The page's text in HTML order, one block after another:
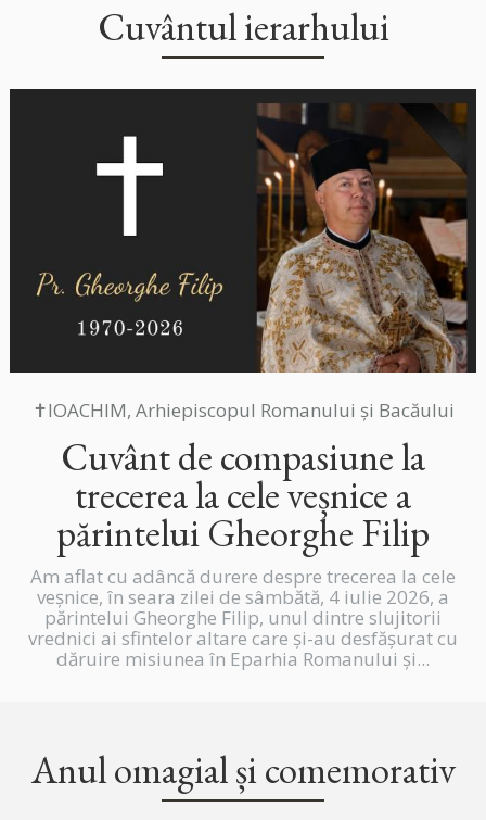
Cuvântul ierarhului
✝IOACHIM, Arhiepiscopul Romanului și Bacăului
Cuvânt de compasiune la
trecerea la cele veșnice a
părintelui Gheorghe Filip
Am aflat cu adâncă durere despre trecerea la cele
veșnice, în seara zilei de sâmbătă, 4 iulie 2026, a
părintelui Gheorghe Filip, unul dintre slujitorii
vrednici ai sfintelor altare care și-au desfășurat cu
dăruire misiunea în Eparhia Romanului și...
Anul omagial și comemorativ